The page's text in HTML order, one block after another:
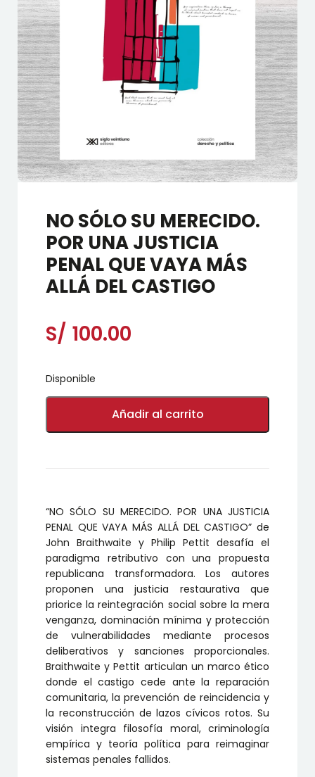
NO SÓLO SU MERECIDO.
POR UNA JUSTICIA
PENAL QUE VAYA MÁS
ALLÁ DEL CASTIGO
S/ 100.00
Disponible
NO
SU
VAYA
MÁS
ALLÁ
DEL
CASTIGO
cantidad
Añadir al carrito
“NO SÓLO SU MERECIDO. POR UNA JUSTICIA
PENAL QUE VAYA MÁS ALLÁ DEL CASTIGO” de
John Braithwaite y Philip Pettit desafía el
paradigma retributivo con una propuesta
republicana transformadora. Los autores
proponen una justicia restaurativa que
priorice la reintegración social sobre la mera
venganza, dominación mínima y protección
de vulnerabilidades mediante procesos
deliberativos y sanciones proporcionales.
Braithwaite y Pettit articulan un marco ético
donde el castigo cede ante la reparación
comunitaria, la prevención de reincidencia y
la reconstrucción de lazos cívicos rotos. Su
visión integra filosofía moral, criminología
empírica y teoría política para reimaginar
sistemas penales fallidos.